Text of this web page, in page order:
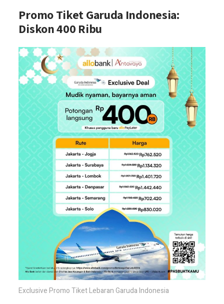
Promo Tiket Garuda Indonesia:
Diskon 400 Ribu
Exclusive Promo Tiket Lebaran Garuda Indonesia